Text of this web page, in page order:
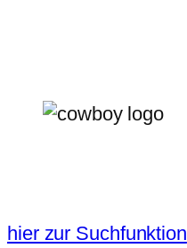
hier zur Suchfunktion